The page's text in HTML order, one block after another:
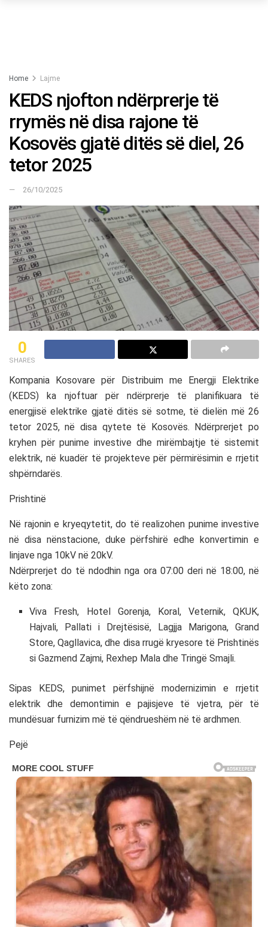
Home Lajme
KEDS njofton ndërprerje të
rrymës në disa rajone të
Kosovës gjatë ditës së diel, 26
tetor 2025
26/10/2025
0
SHARES
Kompania Kosovare për Distribuim me Energji Elektrike
(KEDS) ka njoftuar për ndërprerje të planifikuara të
energjisë elektrike gjatë ditës së sotme, të dielën më 26
tetor 2025, në disa qytete të Kosovës. Ndërprerjet po
kryhen për punime investive dhe mirëmbajtje të sistemit
elektrik, në kuadër të projekteve për përmirësimin e rrjetit
shpërndarës.
Prishtinë
Në rajonin e kryeqytetit, do të realizohen punime investive
në disa nënstacione, duke përfshirë edhe konvertimin e
linjave nga 10kV në 20kV.
Ndërprerjet do të ndodhin nga ora 07:00 deri në 18:00, në
këto zona:
Viva Fresh, Hotel Gorenja, Koral, Veternik, QKUK,
Hajvali, Pallati i Drejtësisë, Lagjja Marigona, Grand
Store, Qagllavica, dhe disa rrugë kryesore të Prishtinës
si Gazmend Zajmi, Rexhep Mala dhe Tringë Smajli.
Sipas KEDS, punimet përfshijnë modernizimin e rrjetit
elektrik dhe demontimin e pajisjeve të vjetra, për të
mundësuar furnizim më të qëndrueshëm në të ardhmen.
Pejë